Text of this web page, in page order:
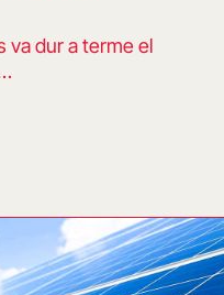
va dur a terme el